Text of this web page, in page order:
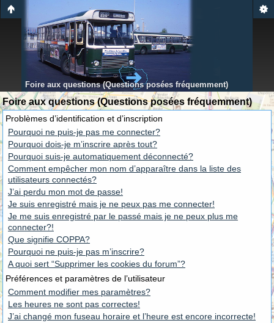
Foire aux questions (Questions posées fréquemment)
Foire aux questions (Questions posées fréquemment)
Problèmes d’identification et d’inscription
Pourquoi ne puis-je pas me connecter?
Pourquoi dois-je m’inscrire après tout?
Pourquoi suis-je automatiquement déconnecté?
Comment empêcher mon nom d’apparaître dans la liste des
utilisateurs connectés?
J’ai perdu mon mot de passe!
Je suis enregistré mais je ne peux pas me connecter!
Je me suis enregistré par le passé mais je ne peux plus me
connecter?!
Que signifie COPPA?
Pourquoi ne puis-je pas m’inscrire?
A quoi sert “Supprimer les cookies du forum”?
Préférences et paramètres de l’utilisateur
Comment modifier mes paramètres?
Les heures ne sont pas correctes!
J’ai changé mon fuseau horaire et l’heure est encore incorrecte!